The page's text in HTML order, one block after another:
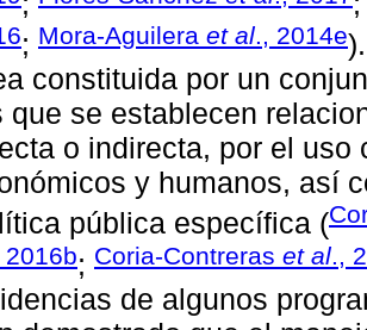
; Mora-Aguilera et al., 2014e
constituida por un
que se establecen
o indirecta, por el
y humanos, así
pública específica (
2016b; Coria-Contreras et al.,
de algunos